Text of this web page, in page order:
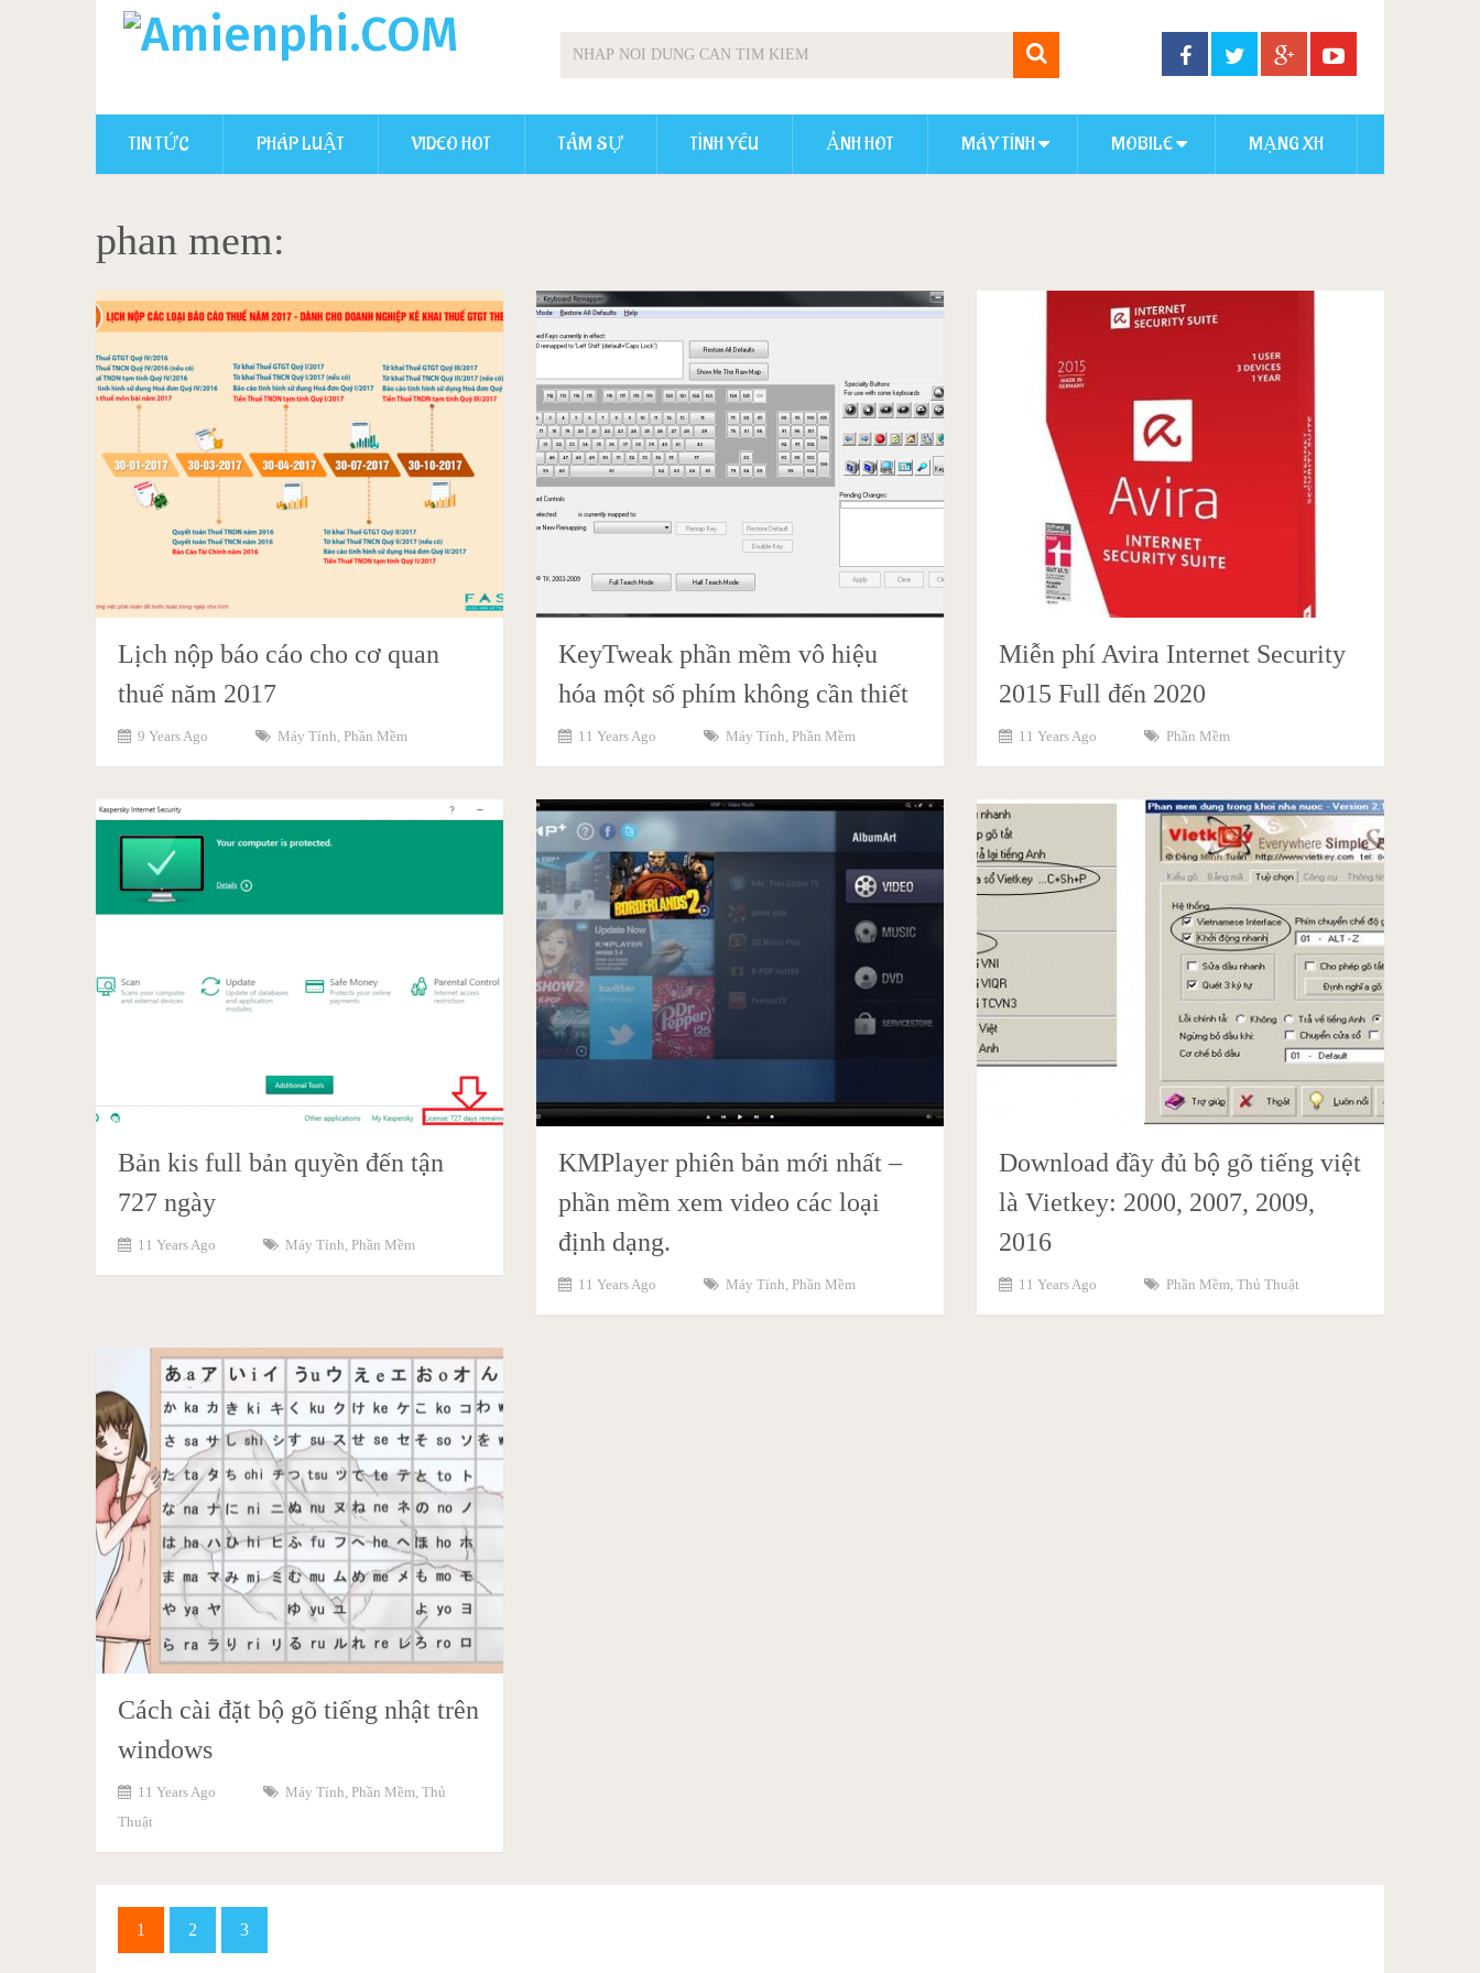
TIN TỨC PHÁP LUẬT VIDEO HOT TÂM SỰ TÌNH YÊU ẢNH HOT MÁY TÍNH MOBILE MẠNG XH
phan mem:
Lịch nộp báo cáo cho cơ quan
thuế năm 2017
9 Years Ago Máy Tính Phần Mềm
KeyTweak phần mềm vô hiệu
hóa một số phím không cần thiết
11 Years Ago Máy Tính Phần Mềm
Miễn phí Avira Internet Security
2015 Full đến 2020
11 Years Ago Phần Mềm
Bản kis full bản quyền đến tận
727 ngày
11 Years Ago Máy Tính Phần Mềm
KMPlayer phiên bản mới nhất –
phần mềm xem video các loại
định dạng.
11 Years Ago Máy Tính Phần Mềm
Download đầy đủ bộ gõ tiếng việt
là Vietkey: 2000, 2007, 2009,
2016
11 Years Ago Phần Mềm ,Thủ Thuật
Cách cài đặt bộ gõ tiếng nhật trên
windows
11 Years Ago Máy Tính, Phần Mềm, Thủ
Thuật
1 2 3